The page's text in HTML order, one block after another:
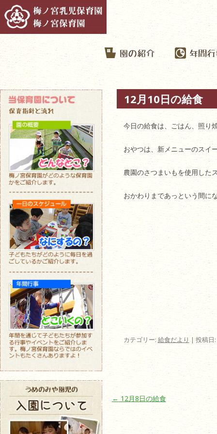
12月10日の給食
今日の給食は、ごはん、照り
おやつは、新メニューのスイ
農園のさつまいもを使用した
おかわりまであっという間に
カテゴリー:給食だより | 投稿日:
投稿ナビゲーション
← 12月8日の給食